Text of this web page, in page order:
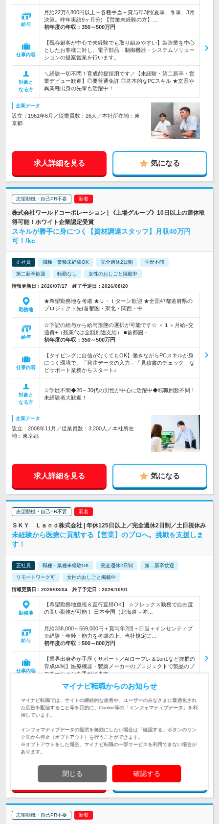
給与
月給22万4,800円以上＋各種手当＋賞与年3回(夏季、冬季、3月
決算。昨年実績9ヶ月分) 【営業未経験の方】…
初年度の年収： 350～500万円
仕事内容
【既存顧客が中心で未経験でも取り組みやすい】製造業を中心
としたお客様に対し、電子部品・制御機器・システムソリュー
ションの提案営業を行います。
対象と
なる方
＼経験一切不問！育成前提採用です／【未経験・第二新卒・営
業デビュー歓迎】◎要普通免許 ◎基本的なPCスキル ★文系や
異業種出身の先輩も活躍中！
企業データ
設立：1961年6月／従業員数：26人／本社所在地：東
京都
求人詳細を見る 気になる
志望動機・自己PR不要
株式会社ワールドコーポレーション | 《上場グループ》10日以上の連休取
得可能！ホワイト企業認定受賞
スキルが勝手に身につく【資材調達スタッフ】月収40万円
可！/kc
正社員 職種・業種未経験OK 完全週休2日制 学歴不問
第二新卒歓迎 転勤なし 女性のおしごと掲載中
情報更新日：2026/07/17 終了予定日：2026/08/20
勤務地
★希望勤務地を考慮 ★Ｕ・Ｉターン歓迎 ★全国47都道府県の
プロジェクト先(首都圏・東北・関西・中…
給与
☆下記の給与から給与形態の選択が可能です☆ ＜１＞月給+交
通費+（残業代は全額別途支給） ■首都圏・…
初年度の年収： 350～500万円
仕事内容
【タイピングに自信がなくてもOK】働きながらPCスキルが身
につく環境で、「発注データの入力」「見積書のチェック」な
どサポート業務からスタート♪
対象と
なる方
☆学歴不問◆20～30代の男性が中心に活躍中◆転職回数不問！
未経験者大歓迎！
企業データ
設立：2008年11月／従業員数：3,200人／本社所在
地：東京都
求人詳細を見る 気になる
志望動機・自己PR不要
ＳＫＹ Ｌａｎｄ株式会社 | 年休125日以上／完全週休2日制／土日祝休み
未経験から医療に貢献する【営業】のプロへ。挑戦を支援しま
す！
正社員 職種・業種未経験OK 完全週休2日制 第二新卒歓迎
リモートワーク可 女性のおしごと掲載中
情報更新日：2026/08/04 終了予定日：2026/10/01
勤務地
【希望勤務地重視＆直行直帰OK】 ☆フレックス勤務で自由度
の高い勤務が可能！ 日本全国（北海道～沖…
給与
月給338,000～569,000円＋賞与年2回＋日当＋インセンティブ
※経験・年齢・能力を考慮の上、当社規定に…
初年度の年収： 500～800万円
仕事内容
【業界出身者が手厚くサポート／AIロープレ＆1on1など抜群の
育成体制】医療機器・製薬メーカーのプロジェクトで製品のプ
ロモーションを手がけます。
対象と
なる方
【未経験・第二新卒歓迎】＼医療知識は入社後身につけられま
す／◆専門卒以上 ◆要普免（AT限定可）◎医療菱化に貢献し
たい方/チャレンジ精神のある方
設立：2023年5月／従業員数：16人／本社所在地：愛
知県
求人詳細を見る 気になる
志望動機・自己PR不要
マイナビ転職からのお知らせ
マイナビ転職では、サイトの継続的な改善や、ユーザーのみなさまに最適化され
た広告を配信すること等を目的に、Cookie等の「インフォマティブデータ」を利
用しています。
インフォマティブデータの提供を無効にしたい場合は「確認する」ボタンのリン
ク先から停止（オプトアウト）を行うことができます。
※オプトアウトをした場合、マイナビ転職の一部サービスを利用できない場合が
あります。
閉じる 確認する